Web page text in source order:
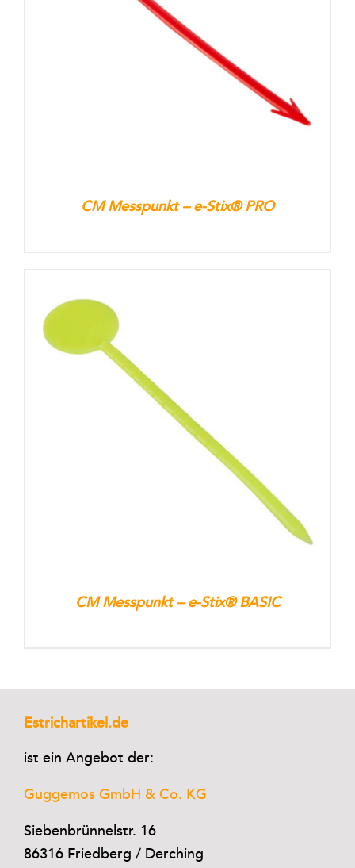
CM Messpunkt – e-Stix® PRO
CM Messpunkt – e-Stix® BASIC
Estrichartikel.de
ist ein Angebot der:
Guggemos GmbH & Co. KG
Siebenbrünnelstr. 16
86316 Friedberg / Derching